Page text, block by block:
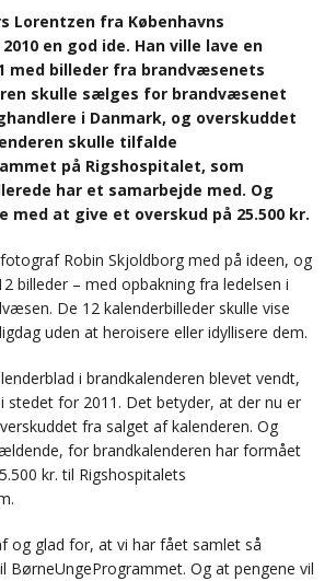
Lorentzen fra Københavns
en god ide. Han ville lave en
med billeder fra brandvæsenets
skulle sælges for brandvæsenet
i Danmark, og overskuddet
skulle tilfalde
på Rigshospitalet, som
har et samarbejde med. Og
med at give et overskud på 25.500 kr.
Robin Skjoldborg med på ideen, og
billeder – med opbakning fra ledelsen i
De 12 kalenderbilleder skulle vise
uden at heroisere eller idyllisere dem.
i brandkalenderen blevet vendt,
stedet for 2011. Det betyder, at der nu er
fra salget af kalenderen. Og
for brandkalenderen har formået
kr. til Rigshospitalets
og glad for, at vi har fået samlet så
BørneUngeProgrammet. Og at pengene vil